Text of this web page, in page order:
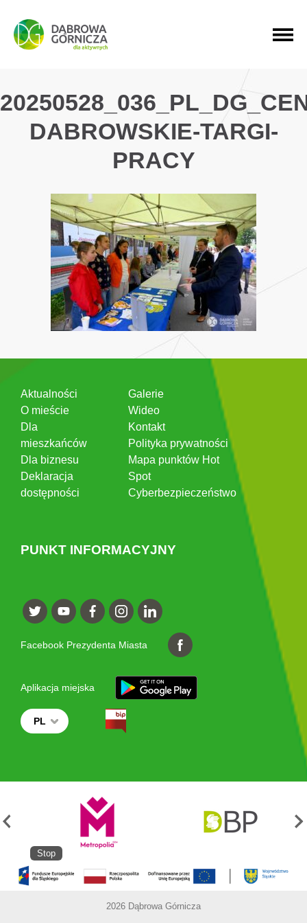
PRZEJDŹ DO MENU GŁÓWNEGO
PRZEJDŹ DO WYSZUKIWARKI
PRZEJDŹ DO TREŚCI
DABROWSKIE-TARGI-
PRACY
Aktualności
O mieście
Dla
mieszkańców
Dla biznesu
Deklaracja
dostępności
Galerie
Wideo
Kontakt
Polityka prywatności
Mapa punktów Hot
Spot
Cyberbezpieczeństwo
PUNKT INFORMACYJNY
Facebook Prezydenta Miasta
Aplikacja miejska
PL
Stop
2026 Dąbrowa Górnicza